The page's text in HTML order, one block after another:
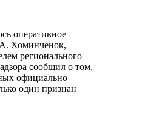
оперативное
Хоминченок,
регионального
сообщил о том,
официально
один признан